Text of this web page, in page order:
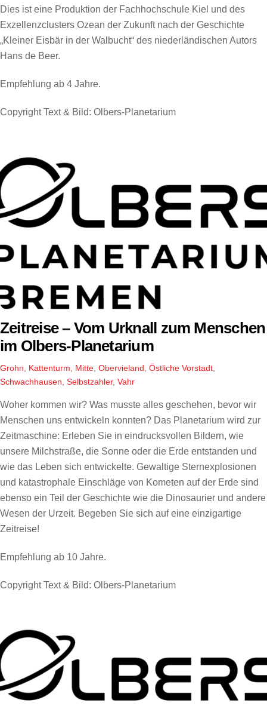
Dies ist eine Produktion der Fachhochschule Kiel und des
Exzellenzclusters Ozean der Zukunft nach der Geschichte
„Kleiner Eisbär in der Walbucht“ des niederländischen Autors
Hans de Beer.
Empfehlung ab 4 Jahre.
Copyright Text & Bild: Olbers-Planetarium
Zeitreise – Vom Urknall zum Menschen
im Olbers-Planetarium
Grohn Kattenturm Mitte Obervieland Östliche Vorstadt
Schwachhausen Selbstzahler, Vahr
Woher kommen wir? Was musste alles geschehen, bevor wir
Menschen uns entwickeln konnten? Das Planetarium wird zur
Zeitmaschine: Erleben Sie in eindrucksvollen Bildern, wie
unsere Milchstraße, die Sonne oder die Erde entstanden und
wie das Leben sich entwickelte. Gewaltige Sternexplosionen
und katastrophale Einschläge von Kometen auf der Erde sind
ebenso ein Teil der Geschichte wie die Dinosaurier und andere
Wesen der Urzeit. Begeben Sie sich auf eine einzigartige
Zeitreise!
Empfehlung ab 10 Jahre.
Copyright Text & Bild: Olbers-Planetarium